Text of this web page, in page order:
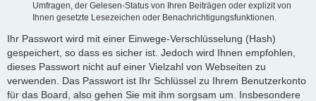
Umfragen, der Gelesen-Status von Ihren Beiträgen oder explizit von
Ihnen gesetzte Lesezeichen oder Benachrichtigungsfunktionen.
Ihr Passwort wird mit einer Einwege-Verschlüsselung (Hash)
gespeichert, so dass es sicher ist. Jedoch wird Ihnen empfohlen,
dieses Passwort nicht auf einer Vielzahl von Webseiten zu
verwenden. Das Passwort ist Ihr Schlüssel zu Ihrem Benutzerkonto
für das Board, also gehen Sie mit ihm sorgsam um. Insbesondere